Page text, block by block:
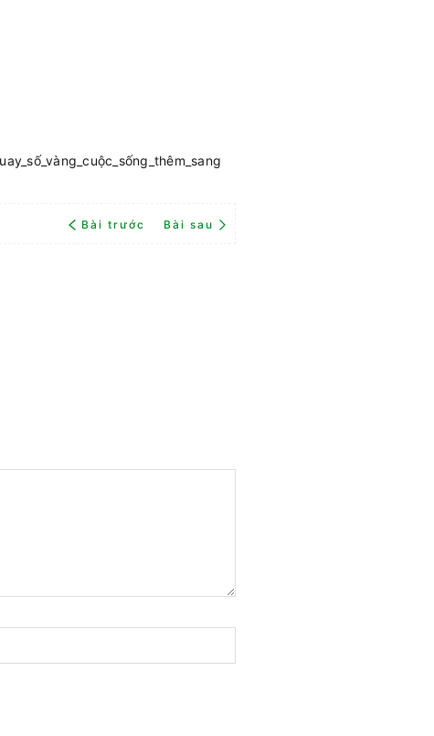
Bài trước Bài sau